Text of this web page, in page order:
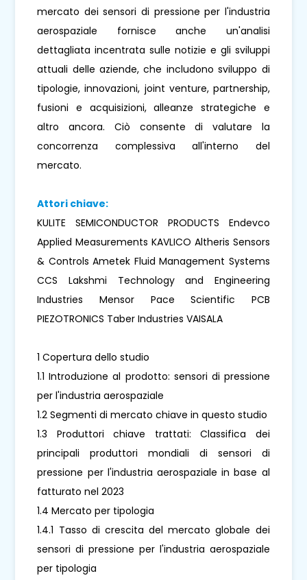
mercato dei sensori di pressione per l'industria
aerospaziale fornisce anche un'analisi
dettagliata incentrata sulle notizie e gli sviluppi
attuali delle aziende, che includono sviluppo di
tipologie, innovazioni, joint venture, partnership,
fusioni e acquisizioni, alleanze strategiche e
altro ancora. Ciò consente di valutare la
concorrenza complessiva all'interno del
mercato.
Attori chiave:
KULITE SEMICONDUCTOR PRODUCTS Endevco
Applied Measurements KAVLICO Altheris Sensors
& Controls Ametek Fluid Management Systems
CCS Lakshmi Technology and Engineering
Industries Mensor Pace Scientific PCB
PIEZOTRONICS Taber Industries VAISALA
1 Copertura dello studio
1.1 Introduzione al prodotto: sensori di pressione
per l'industria aerospaziale
1.2 Segmenti di mercato chiave in questo studio
1.3 Produttori chiave trattati: Classifica dei
principali produttori mondiali di sensori di
pressione per l'industria aerospaziale in base al
fatturato nel 2023
1.4 Mercato per tipologia
1.4.1 Tasso di crescita del mercato globale dei
sensori di pressione per l'industria aerospaziale
per tipologia